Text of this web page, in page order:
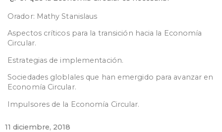
Orador: Mathy Stanislaus
Aspectos críticos para la transición hacia la Economía
Circular.
Estrategias de implementación.
Sociedades globlales que han emergido para avanzar en
Economía Circular.
Impulsores de la Economía Circular.
11 diciembre, 2018